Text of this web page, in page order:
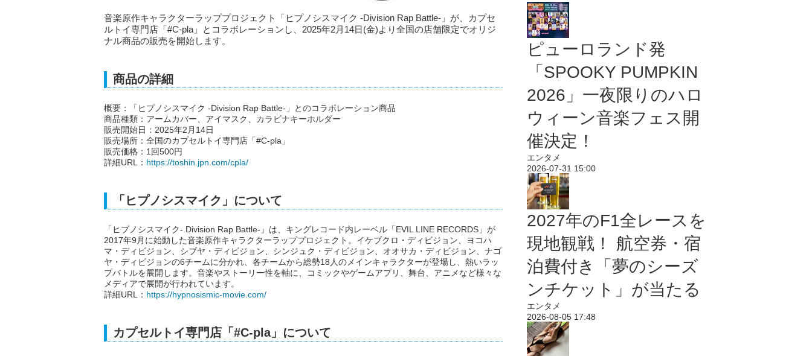
音楽原作キャラクターラッププロジェクト「ヒプノシスマイク -Division Rap Battle-」が、カプセ
ルトイ専門店「#C-pla」とコラボレーションし、2025年2月14日(金)より全国の店舗限定でオリジ
ナル商品の販売を開始します。
商品の詳細
概要：「ヒプノシスマイク -Division Rap Battle-」とのコラボレーション商品
商品種類：アームカバー、アイマスク、カラビナキーホルダー
販売開始日：2025年2月14日
販売場所：全国のカプセルトイ専門店「#C-pla」
販売価格：1回500円
詳細URL： https://toshin.jpn.com/cpla/
「ヒプノシスマイク」について
「ヒプノシスマイク- Division Rap Battle-」は、キングレコード内レーベル「EVIL LINE RECORDS」が
2017年9月に始動した音楽原作キャラクターラッププロジェクト。イケブクロ・ディビジョン、ヨコハ
マ・ディビジョン、シブヤ・ディビジョン、シンジュク・ディビジョン、オオサカ・ディビジョン、ナゴ
ヤ・ディビジョンの6チームに分かれ、各チームから総勢18人のメインキャラクターが登場し、熱いラッ
プバトルを展開します。音楽やストーリー性を軸に、コミックやゲームアプリ、舞台、アニメなど様々な
メディアで展開が行われています。
詳細URL： https://hypnosismic-movie.com/
カプセルトイ専門店「#C-pla」について
ピューロランド発
「SPOOKY PUMPKIN
2026」一夜限りのハロ
ウィーン音楽フェス開
催決定！
エンタメ
2026-07-31 15:00
2027年のF1全レースを
現地観戦！ 航空券・宿
泊費付き「夢のシーズ
ンチケット」が当たる
エンタメ
2026-08-05 17:48